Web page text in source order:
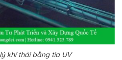
khí thải bằng tia UV